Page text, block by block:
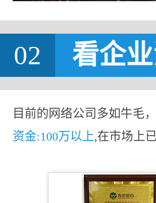
02 看企业
目前的网络公司多如牛毛
资金:100万以上,在市场上